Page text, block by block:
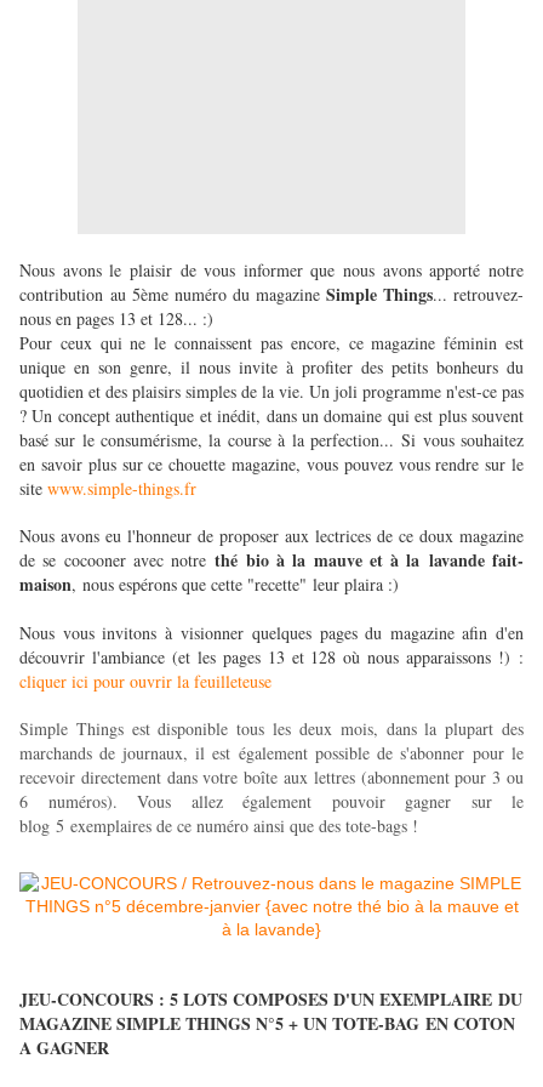
Nous avons le plaisir de vous informer que nous avons apporté notre
contribution au 5ème numéro du magazine Simple Things... retrouvez-
nous en pages 13 et 128... :)
Pour ceux qui ne le connaissent pas encore, ce magazine féminin est
unique en son genre, il nous invite à profiter des petits bonheurs du
quotidien et des plaisirs simples de la vie. Un joli programme n'est-ce pas
? Un concept authentique et inédit, dans un domaine qui est plus souvent
basé sur le consumérisme, la course à la perfection... Si vous souhaitez
en savoir plus sur ce chouette magazine, vous pouvez vous rendre sur le
site www.simple-things.fr
Nous avons eu l'honneur de proposer aux lectrices de ce doux magazine
de se cocooner avec notrethé bio à la mauve et à la lavande fait-
maison, nous espérons que cette "recette" leur plaira :)
Nous vous invitons à visionner quelques pages du magazine afin d'en
découvrir l'ambiance (et les pages 13 et 128 où nous apparaissons !) :
cliquer ici pour ouvrir la feuilleteuse
Simple Things est disponible tous les deux mois, dans la plupart des
marchands de journaux, il est également possible de s'abonner pour le
recevoir directement dans votre boîte aux lettres (abonnement pour 3 ou
6 numéros). Vous allez également pouvoir gagner sur le
blog 5 exemplaires de ce numéro ainsi que des tote-bags !
JEU-CONCOURS : 5 LOTS COMPOSES D'UN EXEMPLAIRE DU
MAGAZINE SIMPLE THINGS N°5 + UN TOTE-BAG EN COTON
A GAGNER